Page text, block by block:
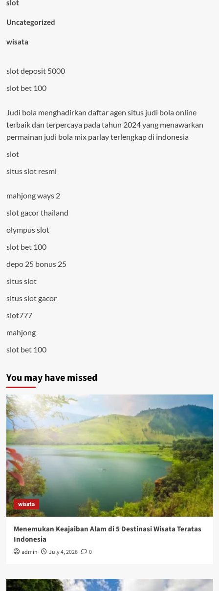
slot
Uncategorized
wisata
slot deposit 5000
slot bet 100
Judi bola menghadirkan daftar agen situs judi bola online
terbaik dan terpercaya pada tahun 2024 yang menawarkan
permainan judi bola mix parlay terlengkap di indonesia
slot
situs slot resmi
mahjong ways 2
slot gacor thailand
olympus slot
slot bet 100
depo 25 bonus 25
situs slot
situs slot gacor
slot777
mahjong
slot bet 100
You may have missed
wisata
Menemukan Keajaiban Alam di 5 Destinasi Wisata Teratas
Indonesia
admin July 4, 2026 0